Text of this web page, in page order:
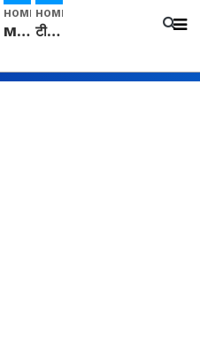
HOME
Mangalsutra: हिंदू धर्म में शादी के बाद मंगलसूत्र क्यों पहनती है महिलाएं, किसने शुरु की ये परंपरा
HOME
टीम बीकेई ने एग्रीकल्चर ग्रेड की यूरिया खाद गट्टों में बदलकर टेक्निकल ग्रेड में बेचने वालों पर करवाई कार्रवाई: लखविंदर सिंह औलख